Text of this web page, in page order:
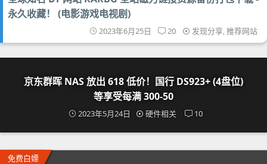
永久收藏！ (电影游戏电视剧)
2023年6月25日 20 发现分享,推荐网站
京东群晖 NAS 放出 618 低价！国行 DS923+ (4盘位)
等享受每满 300-50
2023年5月24日 硬件相关 10
免费白嫖